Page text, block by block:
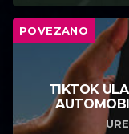
POVEZANO
TIKTOK